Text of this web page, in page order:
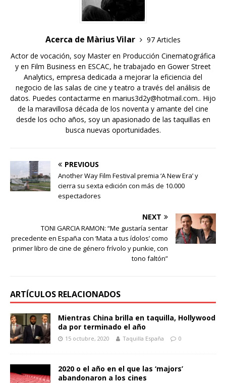
Acerca de Màrius Vilar
97 Articles
Actor de vocación, soy Master en Producción Cinematográfica
y en Film Business en ESCAC, he trabajado en Gower Street
Analytics, empresa dedicada a mejorar la eficiencia del
negocio de las salas de cine y teatro a través del análisis de
datos. Puedes contactarme en marius3d2y@hotmail.com.. Hijo
de la maravillosa década de los noventa y amante del cine
desde los ocho años, soy un apasionado de las taquillas en
busca nuevas oportunidades.
PREVIOUS
Another Way Film Festival premia ‘A New Era’ y
cierra su sexta edición con más de 10.000
espectadores
NEXT
TONI GARCIA RAMON: “Me gustaría sentar
precedente en España con ‘Mata a tus ídolos’ como
primer libro de cine de género frívolo y punkie, con
tono faltón”
ARTÍCULOS RELACIONADOS
Mientras China brilla en taquilla, Hollywood
da por terminado el año
15 octubre, 2020 Taquilla España 0
2020 o el año en el que las ‘majors’
abandonaron a los cines